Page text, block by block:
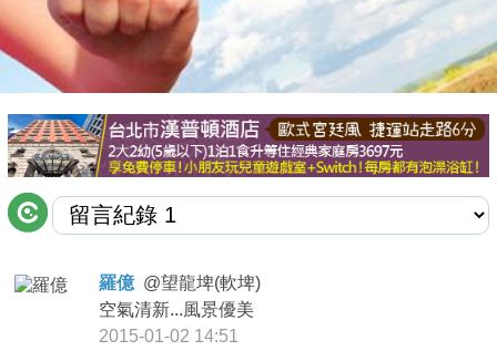
商家合作
推薦景點
討論區
聯絡我們
APP下載
羅億 @望龍埤(軟埤)
空氣清新...風景優美
2015-01-02 14:51